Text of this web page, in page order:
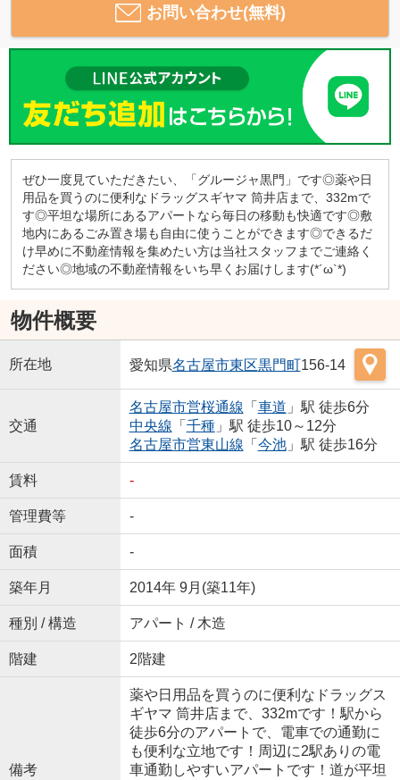
お問い合わせ(無料)
ぜひ一度見ていただきたい、「グルージャ黒門」です◎薬や日
用品を買うのに便利なドラッグスギヤマ 筒井店まで、332mで
す◎平坦な場所にあるアパートなら毎日の移動も快適です◎敷
地内にあるごみ置き場も自由に使うことができます◎できるだ
け早めに不動産情報を集めたい方は当社スタッフまでご連絡く
ださい◎地域の不動産情報をいち早くお届けします(*´ω`*)
物件概要
所在地 愛知県名古屋市東区黒門町156-14
交通
名古屋市営桜通線 「 車道 」駅 徒歩6分
中央線 「 千種」駅 徒歩10～12分
名古屋市営東山線 「 今池」駅 徒歩16分
賃料 -
管理費等 -
面積 -
築年月 2014年 9月(築11年)
種別 / 構造 アパート / 木造
階建 2階建
備考
薬や日用品を買うのに便利なドラッグス
ギヤマ 筒井店まで、332mです！駅から
徒歩6分のアパートで、電車での通勤に
も便利な立地です！周辺に2駅ありの電
車通勤しやすいアパートです！道が平坦